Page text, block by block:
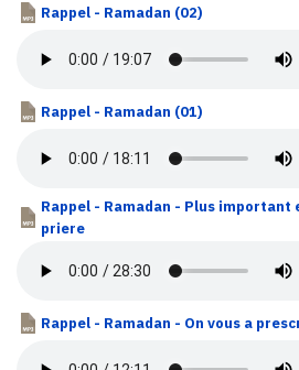
Rappel - Ramadan (02)
Rappel - Ramadan (01)
Rappel - Ramadan - Plus important
priere
Rappel - Ramadan - On vous a